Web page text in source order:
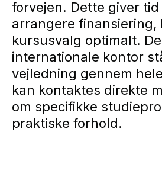
forvejen. Dette giver
arrangere finansiering,
kursusvalg optimalt.
internationale kontor
vejledning gennem
kan kontaktes direkte
om specifikke
praktiske forhold.